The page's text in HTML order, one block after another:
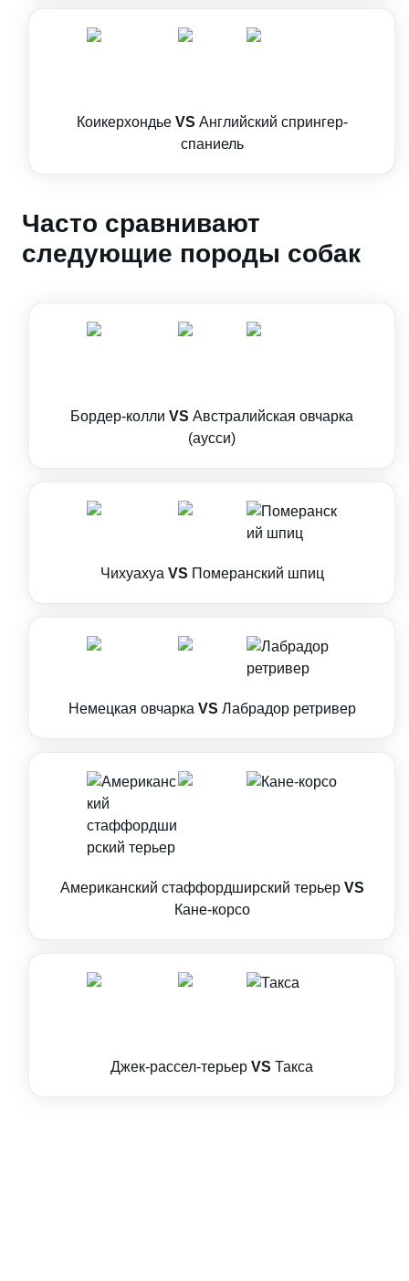
Коикерхондье VS Английский спрингер-
спаниель
Часто сравнивают
следующие породы собак
Бордер-колли VS Австралийская овчарка
(аусси)
Чихуахуа VS Померанский шпиц
Немецкая овчарка VS Лабрадор ретривер
Американский стаффордширский терьер VS
Кане-корсо
Джек-рассел-терьер VS Такса